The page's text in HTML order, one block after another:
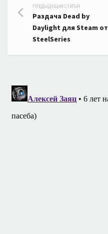
Навигация
по
записям
ПРЕДЫДУЩАЯ СТАТЬЯ
Раздача Dead by
Daylight для Steam от
SteelSeries